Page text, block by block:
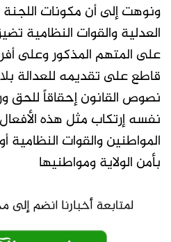
ونوهت إلى أن مكونات اللجنة
العدلية والقوات النظامية
على المتهم المذكور وعلى
قاطع على تقديمه للعدالة
نصوص القانون إحقاقاً للحق
نفسه إرتكاب مثل هذه
المواطنين والقوات
بأمن الولاية ومواطنيها